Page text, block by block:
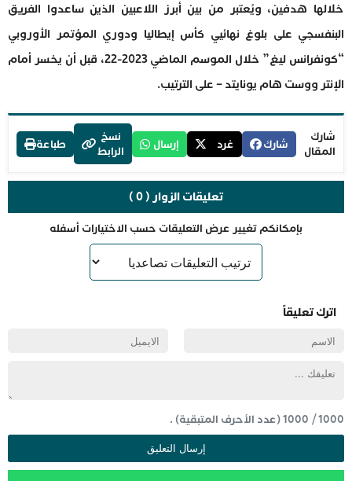
خلالها هدفين، ويُعتبر من بين أبرز اللاعبين الذين ساعدوا الفريق
البنفسجي على بلوغ نهائيي كأس إيطاليا ودوري المؤتمر الأوروبي
“كونفرانس ليغ” خلال الموسم الماضي 2023-22، قبل أن يخسر أمام
الإنتر ووست هام يونايتد – على الترتيب.
شارك
المقال
شارك غرد إرسال
نسخ
الرابط
طباعة
تعليقات الزوار ( 0 )
بإمكانكم تغيير عرض التعليقات حسب الاختيارات أسفله
اترك تعليقاً
1000
/
1000(عدد الأحرف المتبقية) .